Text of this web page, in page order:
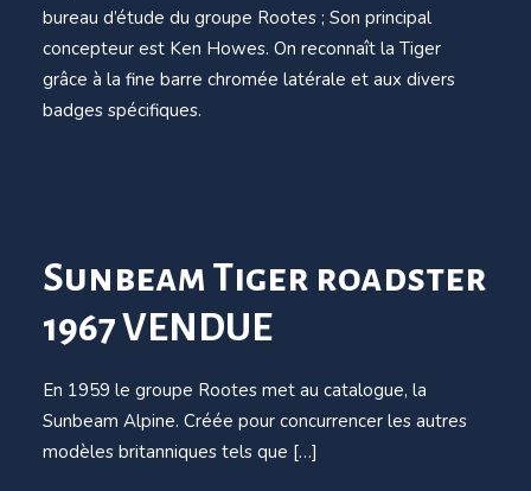
bureau d’étude du groupe Rootes ; Son principal
concepteur est Ken Howes. On reconnaît la Tiger
grâce à la fine barre chromée latérale et aux divers
badges spécifiques.
Sunbeam Tiger roadster
1967 VENDUE
En 1959 le groupe Rootes met au catalogue, la
Sunbeam Alpine. Créée pour concurrencer les autres
modèles britanniques tels que […]